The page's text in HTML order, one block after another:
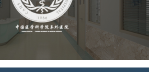
医院 医院网站建设 定制开发